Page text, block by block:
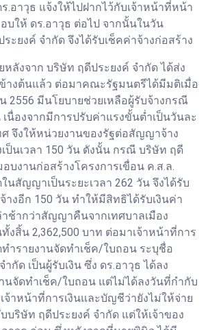
.อาวุธ แจ้งให้ไปฝากไว้กับเจ้าหน้าที่หน้า
บให้ ดร.อาวุธ ต่อไป จากนั้นในวัน
ะยงค์ จำกัด จึงได้รับเช็คค่าจ้างก่อสร้าง
งจาก บริษัท ฤดีประยงค์ จำกัด ได้ส่ง
างต้นแล้ว ต่อมาคณะรัฐมนตรีได้มีมติเมื่อ
2556 มีนโยบายช่วยเหลือผู้รับจ้างกรณี
นื่องจากมีการปรับค่าแรงขั้นต่ำเป็นวันละ
ศ จึงให้หน่วยงานของรัฐต่อสัญญาจ้าง
ป็นเวลา 150 วัน ดังนั้น กรณี บริษัท ฤดี
บงานก่อสร้างโครงการเขื่อน ค.ส.ล.
นสัญญาเป็นระยะเวลา 262 วัน จึงได้รับ
งอีก 150 วัน ทำให้มีสิทธิได้รับเงินค่า
ช้ากว่าสัญญาคืนจากเทศบาลเมือง
ทั้งสิ้น 2,362,500 บาท ต่อมาเจ้าหน้าที่การ
ำรายงานจัดทำเช็ค/ใบถอน ระบุชื่อ
กัด เป็นผู้รับเงิน ซึ่ง ดร.อาวุธ ได้ลง
นจัดทำเช็ค/ใบถอน แต่ไม่ได้ลงวันที่กำกับ
จ้าหน้าที่การเงินและบัญชีว่ายังไม่ให้จ่าย
บริษัท ฤดีประยงค์ จำกัด แต่ให้เจ้าของ